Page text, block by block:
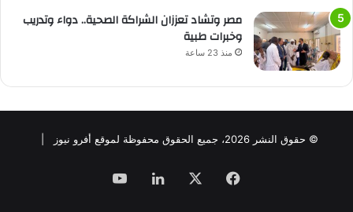
مصر وتشاد تعززان الشراكة الصحية.. دواء وتدريب
وخبرات طبية
منذ 23 ساعة
© حقوق النشر 2026، جميع الحقوق محفوظة لموقع أفرو نيوز |
فيسبوك لينكدإن